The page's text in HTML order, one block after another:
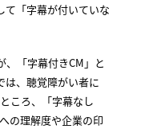
て「字幕が付いていな
、「字幕付きCM」と
は、聴覚障がい者に
ころ、「字幕なし
の理解度や企業の印